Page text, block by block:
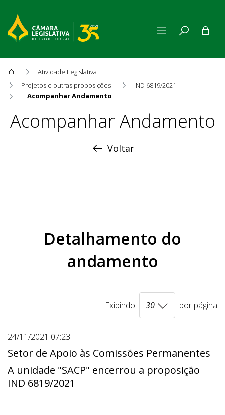
Atividade Legislativa
Projetos e outras proposições
IND 6819/2021
Acompanhar Andamento
Acompanhar Andamento
Acompanhar Andamento
Voltar
Detalhamento do
andamento
Exibindo por página
24/11/2021 07:23
Setor de Apoio às Comissões Permanentes
A unidade "SACP" encerrou a proposição
IND 6819/2021